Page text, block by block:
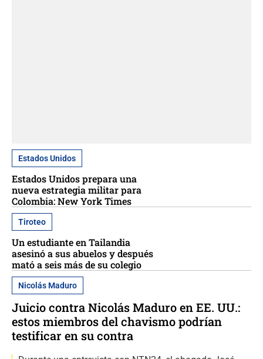
Estados Unidos
Estados Unidos prepara una
nueva estrategia militar para
Colombia: New York Times
Tiroteo
Un estudiante en Tailandia
asesinó a sus abuelos y después
mató a seis más de su colegio
Nicolás Maduro
Juicio contra Nicolás Maduro en EE. UU.:
estos miembros del chavismo podrían
testificar en su contra